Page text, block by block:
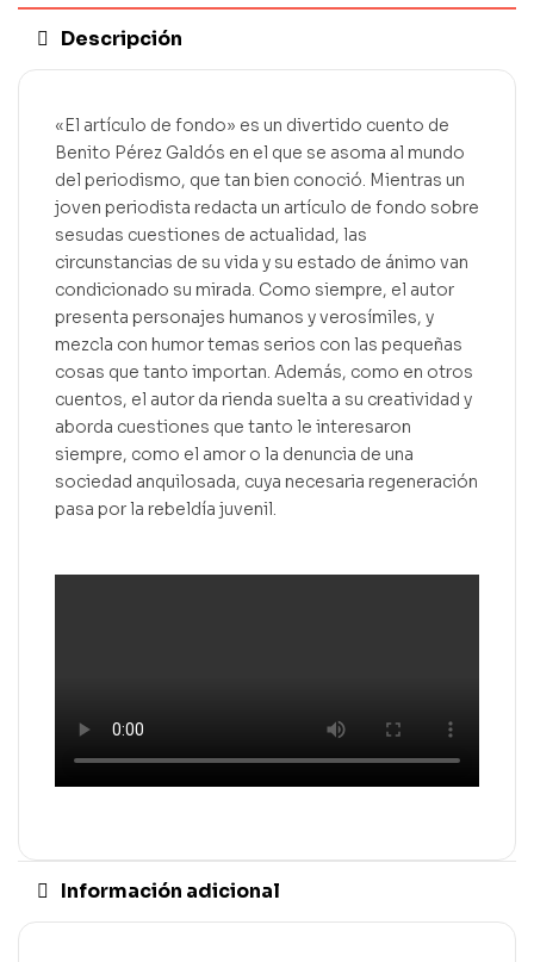
Descripción
«El artículo de fondo» es un divertido cuento de
Benito Pérez Galdós en el que se asoma al mundo
del periodismo, que tan bien conoció. Mientras un
joven periodista redacta un artículo de fondo sobre
sesudas cuestiones de actualidad, las
circunstancias de su vida y su estado de ánimo van
condicionado su mirada. Como siempre, el autor
presenta personajes humanos y verosímiles, y
mezcla con humor temas serios con las pequeñas
cosas que tanto importan. Además, como en otros
cuentos, el autor da rienda suelta a su creatividad y
aborda cuestiones que tanto le interesaron
siempre, como el amor o la denuncia de una
sociedad anquilosada, cuya necesaria regeneración
pasa por la rebeldía juvenil.
Información adicional